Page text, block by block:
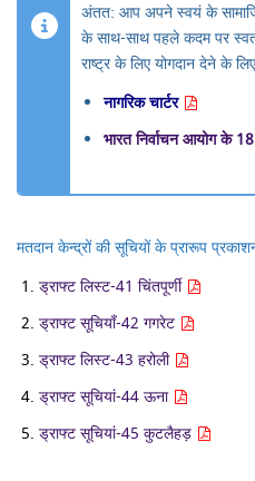
अंतत: आप अपने स्वयं के
के साथ-साथ पहले कदम पर
राष्ट्र के लिए योगदान देने के
नागरिक चार्टर
भारत निर्वाचन आयोग के
मतदान केन्द्रों की सूचियों के प्रारूप
ड्राफ्ट लिस्ट-41 चिंतपूर्णी
ड्राफ्ट सूचियाँ-42 गगरेट
ड्राफ्ट लिस्ट-43 हरोली
ड्राफ्ट सूचियां-44 ऊना
ड्राफ्ट सूचियां-45 कुटलैहड़